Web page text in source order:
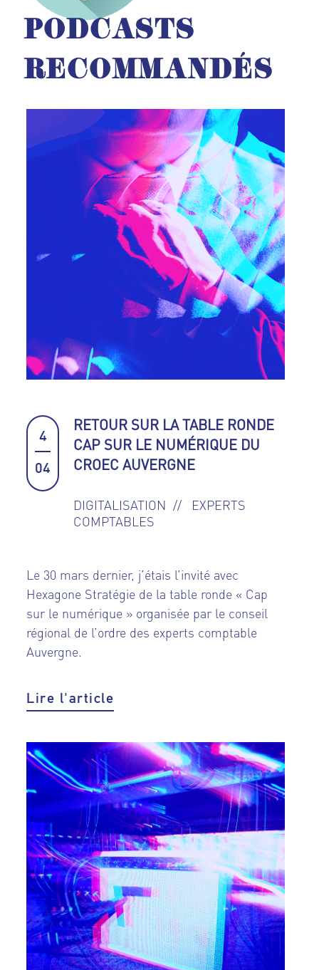
PODCASTS
RECOMMANDÉS
4
04
RETOUR SUR LA TABLE RONDE
CAP SUR LE NUMÉRIQUE DU
CROEC AUVERGNE
DIGITALISATION
EXPERTS
COMPTABLES
Le 30 mars dernier, j’étais l’invité avec
Hexagone Stratégie de la table ronde « Cap
sur le numérique » organisée par le conseil
régional de l’ordre des experts comptable
Auvergne.
Lire l'article